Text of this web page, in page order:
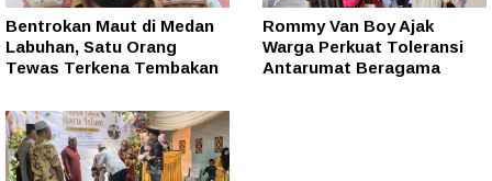
Bentrokan Maut di Medan
Labuhan, Satu Orang
Tewas Terkena Tembakan
Rommy Van Boy Ajak
Warga Perkuat Toleransi
Antarumat Beragama